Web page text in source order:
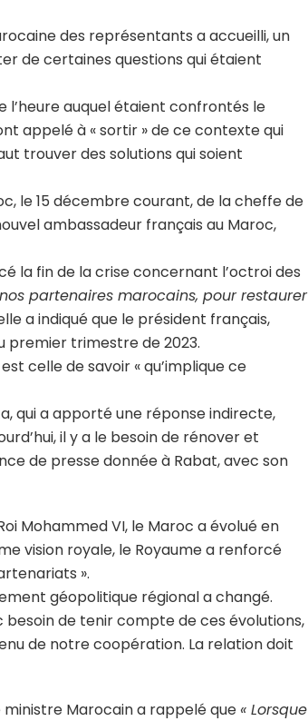
des représentants a accueilli, un
de certaines questions qui étaient
l’heure auquel étaient confrontés le
appelé à « sortir » de ce contexte qui
trouver des solutions qui soient
le 15 décembre courant, de la cheffe de
ambassadeur français au Maroc,
la fin de la crise concernant l’octroi des
partenaires marocains, pour restaurer
a indiqué que le président français,
premier trimestre de 2023.
celle de savoir « qu’implique ce
qui a apporté une réponse indirecte,
il y a le besoin de rénover et
de presse donnée à Rabat, avec son
Mohammed VI, le Maroc a évolué en
vision royale, le Royaume a renforcé
».
géopolitique régional a changé.
de tenir compte de ces évolutions,
de notre coopération. La relation doit
Marocain a rappelé que « Lorsque